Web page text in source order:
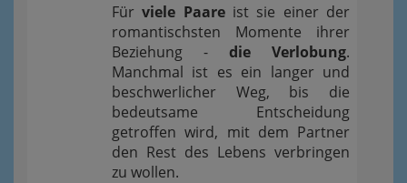
Fürviele Paareist sie einer der
romantischsten Momente ihrer
Beziehung - die Verlobung.
Manchmal ist es ein langer und
beschwerlicher Weg, bis die
bedeutsame Entscheidung
getroffen wird, mit dem Partner
den Rest des Lebens verbringen
zu wollen.